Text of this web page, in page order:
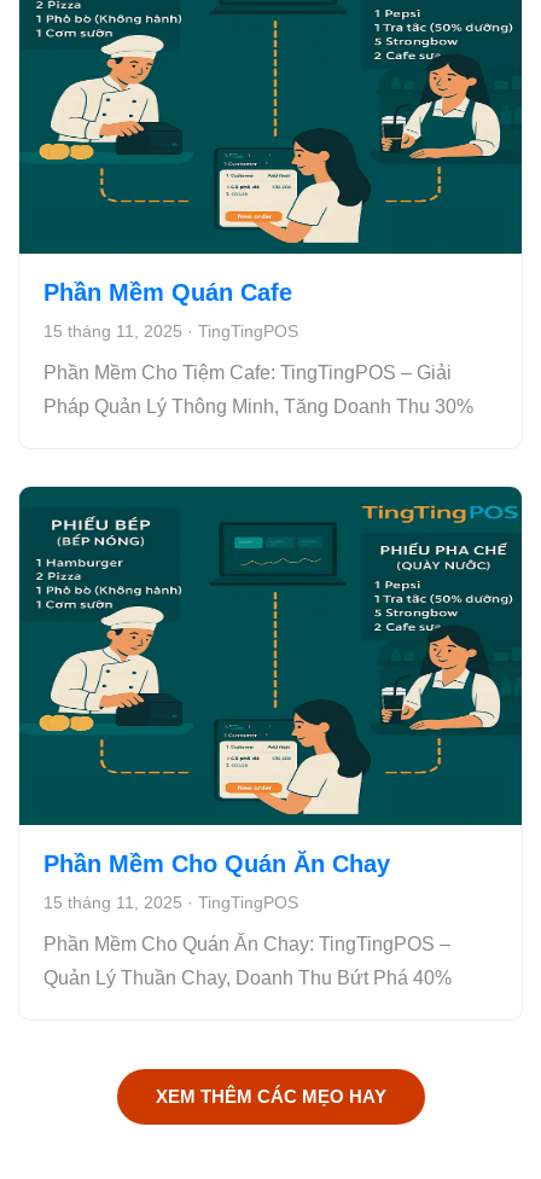
Phần Mềm Quán Cafe
15 tháng 11, 2025 · TingTingPOS
Phần Mềm Cho Tiệm Cafe: TingTingPOS – Giải
Pháp Quản Lý Thông Minh, Tăng Doanh Thu 30%
Phần Mềm Cho Quán Ăn Chay
15 tháng 11, 2025 · TingTingPOS
Phần Mềm Cho Quán Ăn Chay: TingTingPOS –
Quản Lý Thuần Chay, Doanh Thu Bứt Phá 40%
XEM THÊM CÁC MẸO HAY